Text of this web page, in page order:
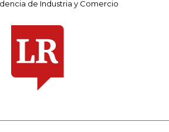
de Industria y Comercio